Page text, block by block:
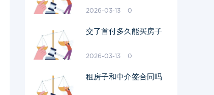
2026-03-13 0
交了首付多久能买房子
2026-03-13 0
租房子和中介签合同吗